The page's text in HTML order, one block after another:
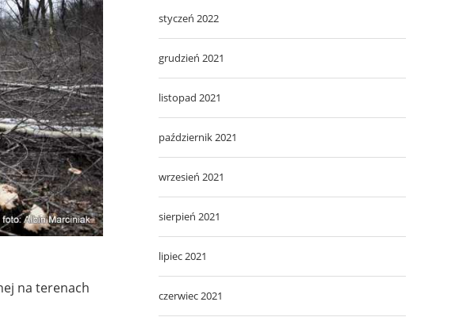
na terenach
styczeń 2022
grudzień 2021
listopad 2021
październik 2021
wrzesień 2021
sierpień 2021
lipiec 2021
czerwiec 2021